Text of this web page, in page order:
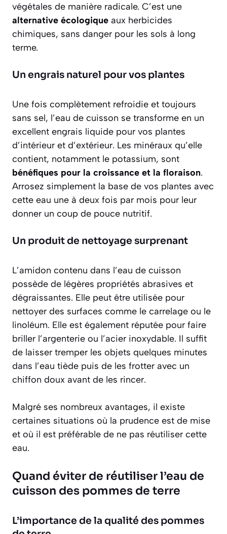
végétales de manière radicale. C’est une
alternative écologique aux herbicides
chimiques, sans danger pour les sols à long
terme.
Un engrais naturel pour vos plantes
Une fois complètement refroidie et toujours
sans sel, l’eau de cuisson se transforme en un
excellent engrais liquide pour vos plantes
d’intérieur et d’extérieur. Les minéraux qu’elle
contient, notamment le potassium, sont
bénéfiques pour la croissance et la floraison.
Arrosez simplement la base de vos plantes avec
cette eau une à deux fois par mois pour leur
donner un coup de pouce nutritif.
Un produit de nettoyage surprenant
L’amidon contenu dans l’eau de cuisson
possède de légères propriétés abrasives et
dégraissantes. Elle peut être utilisée pour
nettoyer des surfaces comme le carrelage ou le
linoléum. Elle est également réputée pour faire
briller l’argenterie ou l’acier inoxydable. Il suffit
de laisser tremper les objets quelques minutes
dans l’eau tiède puis de les frotter avec un
chiffon doux avant de les rincer.
Malgré ses nombreux avantages, il existe
certaines situations où la prudence est de mise
et où il est préférable de ne pas réutiliser cette
eau.
Quand éviter de réutiliser l’eau de
cuisson des pommes de terre
L’importance de la qualité des pommes